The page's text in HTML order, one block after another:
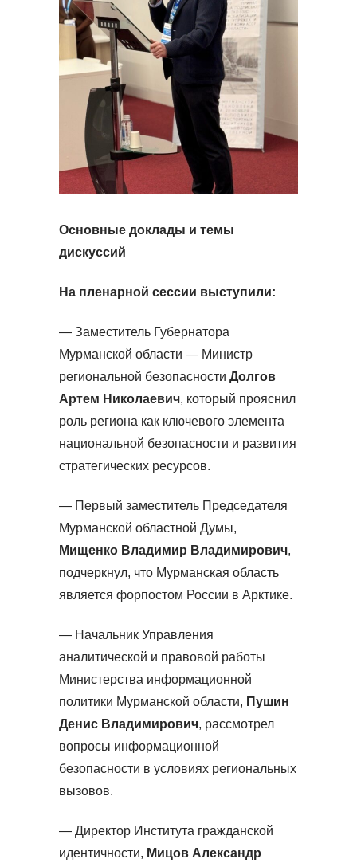
Основные доклады и темы
дискуссий
На пленарной сессии выступили:
— Заместитель Губернатора
Мурманской области — Министр
региональной безопасности Долгов
Артем Николаевич, который прояснил
роль региона как ключевого элемента
национальной безопасности и развития
стратегических ресурсов.
— Первый заместитель Председателя
Мурманской областной Думы,
Мищенко Владимир Владимирович,
подчеркнул, что Мурманская область
является форпостом России в Арктике.
— Начальник Управления
аналитической и правовой работы
Министерства информационной
политики Мурманской области, Пушин
Денис Владимирович, рассмотрел
вопросы информационной
безопасности в условиях региональных
вызовов.
— Директор Института гражданской
идентичности, Мицов Александр